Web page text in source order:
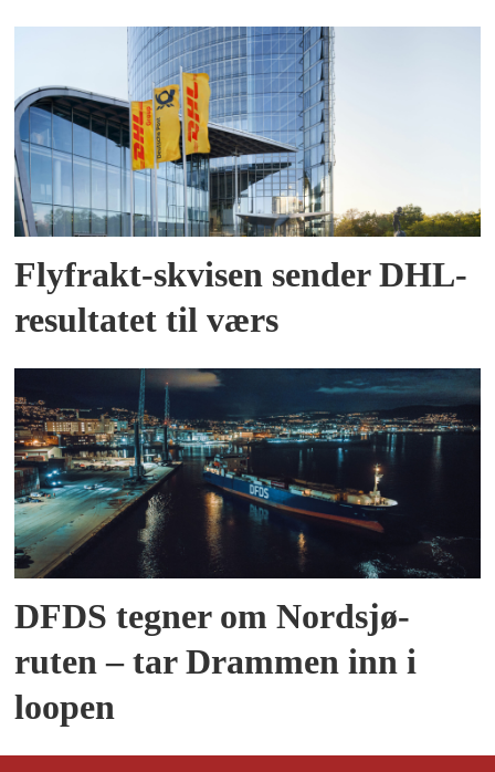
Flyfrakt-skvisen sender DHL-
resultatet til værs
DFDS tegner om Nordsjø-
ruten – tar Drammen inn i
loopen